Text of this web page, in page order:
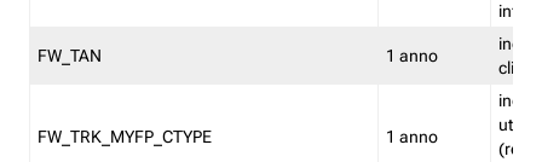
FW_TAN 1 anno
FW_TRK_MYFP_CTYPE 1 anno